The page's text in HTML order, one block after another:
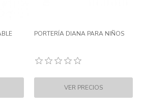
PORTERÍA DIANA PARA NIÑOS